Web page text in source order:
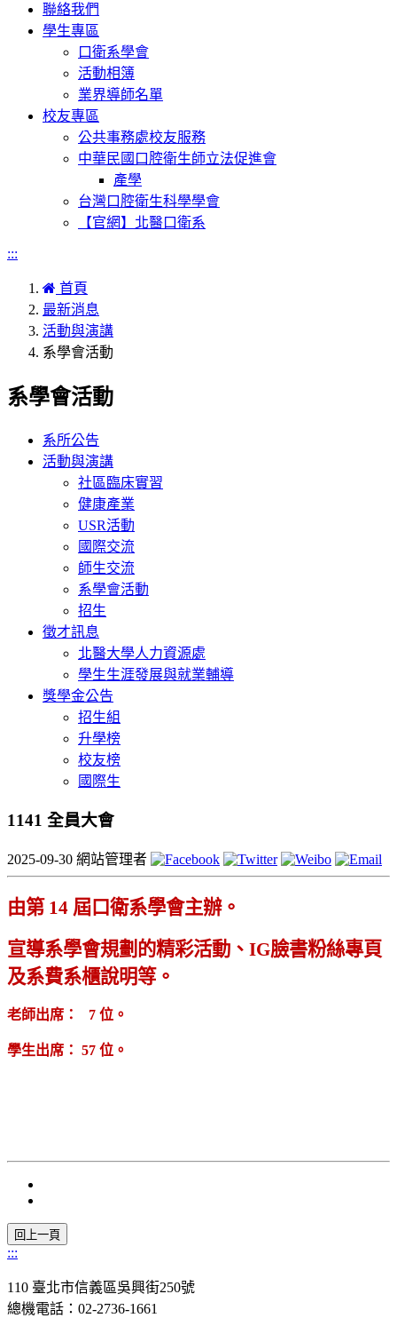
聯絡我們
學生專區
口衛系學會
活動相簿
業界導師名單
校友專區
公共事務處校友服務
中華民國口腔衛生師立法促進會
產學
台灣口腔衛生科學學會
【官網】北醫口衛系
:::
首頁
最新消息
活動與演講
系學會活動
系學會活動
系所公告
活動與演講
社區臨床實習
健康產業
USR活動
國際交流
師生交流
系學會活動
招生
徵才訊息
北醫大學人力資源處
學生生涯發展與就業輔導
獎學金公告
招生組
升學榜
校友榜
國際生
1141 全員大會
2025-09-30 網站管理者
由第 14 屆口衛系學會主辦。
宣導系學會規劃的精彩活動、 IG臉書粉絲專頁
及系費系櫃說明等。
老師出席： 7 位。
學生出席： 57 位。
:::
110 臺北市信義區吳興街250號
總機電話：02-2736-1661